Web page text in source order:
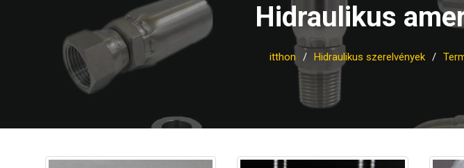
Hidraulikus
itthon Hidraulikus szerelvények